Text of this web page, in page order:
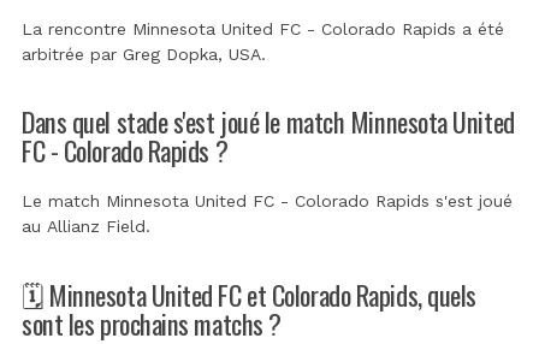
La rencontre Minnesota United FC - Colorado Rapids a été
arbitrée par Greg Dopka, USA.
Dans quel stade s'est joué le match Minnesota United
FC - Colorado Rapids ?
Le match Minnesota United FC - Colorado Rapids s'est joué
au Allianz Field.
🗓️ Minnesota United FC et Colorado Rapids, quels
sont les prochains matchs ?